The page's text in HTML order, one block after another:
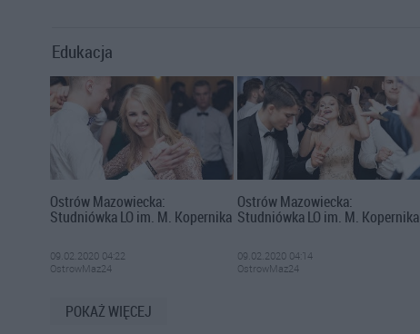
Edukacja
Ostrów Mazowiecka:
Studniówka LO im. M. Kopernika
09.02.2020 04:22
OstrowMaz24
Ostrów Mazowiecka:
Studniówka LO im. M. Kopernika
09.02.2020 04:14
OstrowMaz24
POKAŻ WIĘCEJ